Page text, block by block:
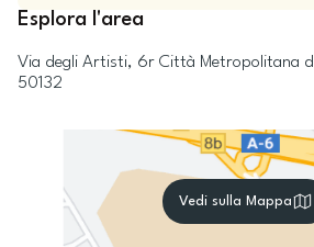
Esplora l'area
Via degli Artisti, 6r Città Metropolitana
50132
Vedi sulla Mappa